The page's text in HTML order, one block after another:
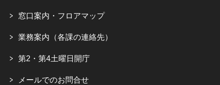
窓口案内・フロアマップ
業務案内（各課の連絡先）
第2・第4土曜日開庁
メールでのお問合せ